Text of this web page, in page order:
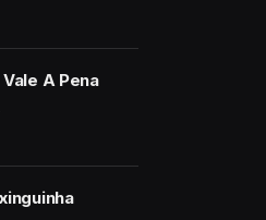
A Pena